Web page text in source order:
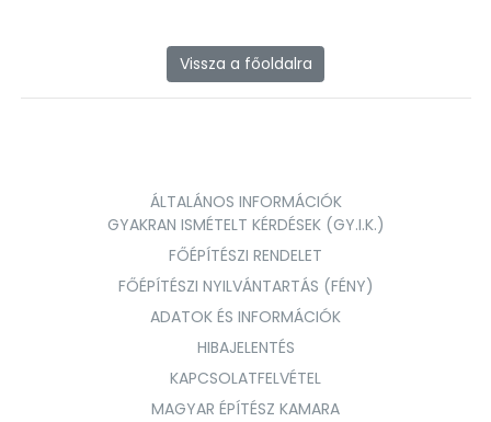
Vissza a főoldalra
ÁLTALÁNOS INFORMÁCIÓK
GYAKRAN ISMÉTELT KÉRDÉSEK (GY.I.K.)
FŐÉPÍTÉSZI RENDELET
FŐÉPÍTÉSZI NYILVÁNTARTÁS (FÉNY)
ADATOK ÉS INFORMÁCIÓK
HIBAJELENTÉS
KAPCSOLATFELVÉTEL
MAGYAR ÉPÍTÉSZ KAMARA